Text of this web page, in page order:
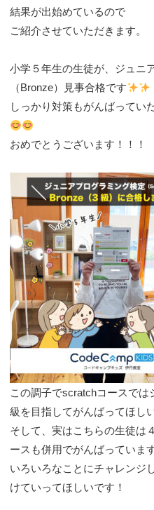
結果が出始めているので
ご紹介させていただきます。
小学５年生の生徒が、ジュニ
（Bronze）見事合格です
しっかり対策もがんばってい
おめでとうございます！！！
この調子でscratchコースでは
級を目指してがんばってほし
そして、実はこちらの生徒は
ースも併用でがんばっていま
いろいろなことにチャレンジ
けていってほしいです！